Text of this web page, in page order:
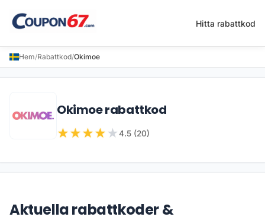
Hitta rabattkod
Hem/Rabattkod/Okimoe
Okimoe rabattkod
★★★★ ★4.5 (20)
Aktuella rabattkoder &